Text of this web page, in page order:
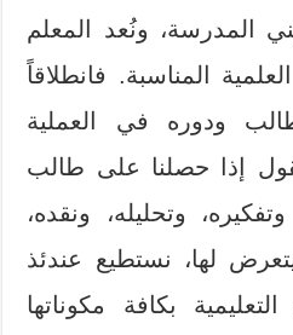
المدرسة، ونُعد المعلم
المناسبة. فانطلاقاً
ودوره في العملية
نقول إذا حصلنا على طالب
وتحليله، ونقده،
لها، نستطيع عندئذ
بكافة مكوناتها